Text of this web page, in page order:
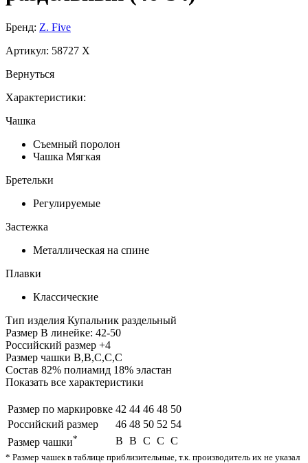
Бренд: Z. Five
Артикул: 58727 X
Вернуться
Характеристики:
Чашка
Съемный поролон
Чашка Мягкая
Бретельки
Регулируемые
Застежка
Металлическая на спине
Плавки
Классические
Тип изделия Купальник раздельный
Размер В линейке: 42-50
Российский размер +4
Размер чашки B,B,C,C,C
Состав 82% полиамид 18% эластан
Показать все характеристики
Размер по маркировке 42 44 46 48 50
Российский размер
46 48 50 52 54
Размер чашки* B B C C C
* Размер чашек в таблице приблизительные, т.к. производитель их не указал